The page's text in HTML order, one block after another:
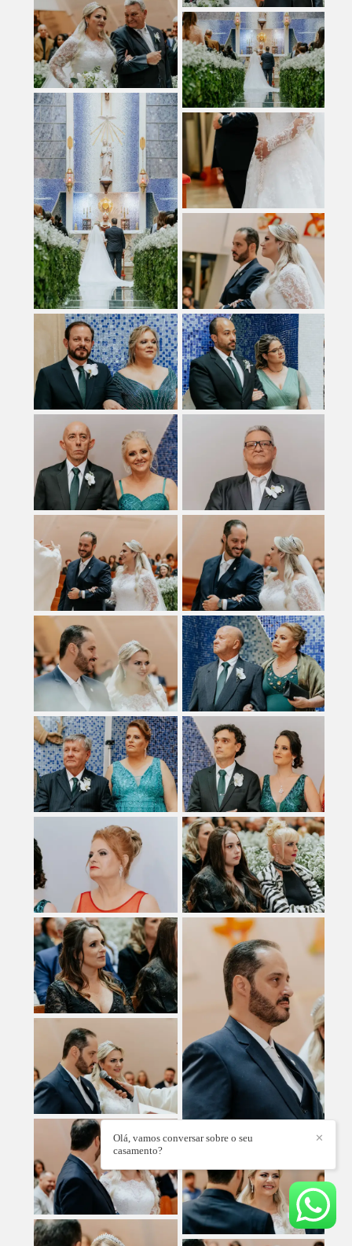
✕
Olá, vamos conversar sobre o seu
casamento?